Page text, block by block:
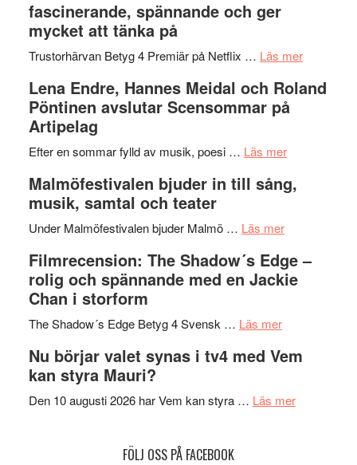
och
lättsam
2026
I
Delvis
genrens
terräng
fascinerande, spännande och ger
mycket att tänka på
Trustorhärvan Betyg 4 Premiär på Netflix … Läs merom
på
Lena Endre, Hannes Meidal och Roland
Pöntinen avslutar Scensommar på
Artipelag
Efter en sommar fylld av musik, poesi … Läs merom
Endre,
Roland
Pöntinen
Artipelag
Malmöfestivalen bjuder in till sång,
musik, samtal och teater
Under Malmöfestivalen bjuder Malmö … Läs merom
bjuder
in
samtal
teater
Filmrecension: The Shadow´s Edge –
rolig och spännande med en Jackie
Chan i storform
The Shadow´s Edge Betyg 4 Svensk … Läs merom
The
´s
Nu börjar valet synas i tv4 med Vem
kan styra Mauri?
Den 10 augusti 2026 har Vem kan styra … Läs merom
FÖLJ OSS PÅ FACEBOOK